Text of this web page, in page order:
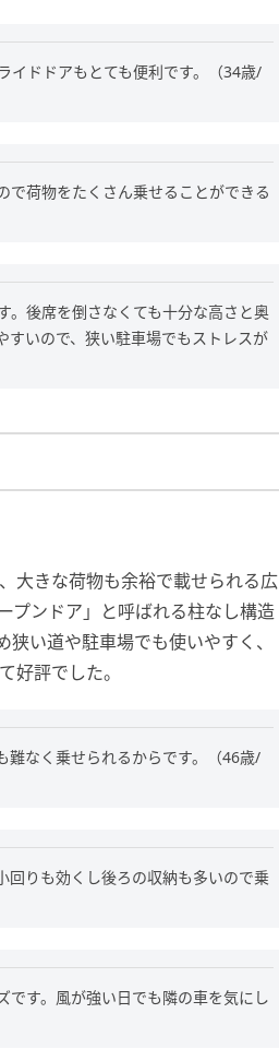
イドドアもとても便利です。（34歳/
で荷物をたくさん乗せることができる
。後席を倒さなくても十分な高さと奥
すいので、狭い駐車場でもストレスが
大きな荷物も余裕で載せられる広
プンドア」と呼ばれる柱なし構造
い道や駐車場でも使いやすく、
好評でした。
難なく乗せられるからです。（46歳/
回りも効くし後ろの収納も多いので乗
です。風が強い日でも隣の車を気にし